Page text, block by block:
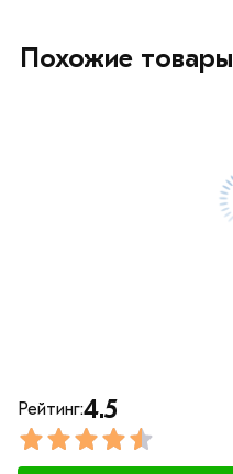
Похожие товары
Рейтинг:4.5